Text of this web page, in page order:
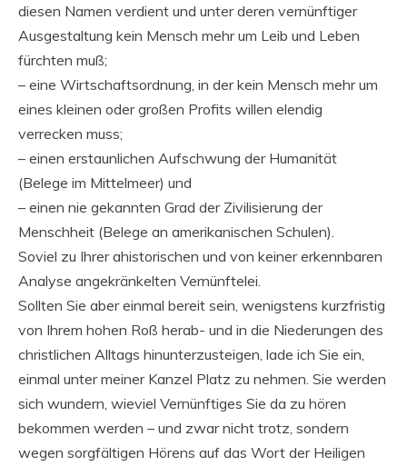
diesen Namen verdient und unter deren vernünftiger
Ausgestaltung kein Mensch mehr um Leib und Leben
fürchten muß;
– eine Wirtschaftsordnung, in der kein Mensch mehr um
eines kleinen oder großen Profits willen elendig
verrecken muss;
– einen erstaunlichen Aufschwung der Humanität
(Belege im Mittelmeer) und
– einen nie gekannten Grad der Zivilisierung der
Menschheit (Belege an amerikanischen Schulen).
Soviel zu Ihrer ahistorischen und von keiner erkennbaren
Analyse angekränkelten Vernünftelei.
Sollten Sie aber einmal bereit sein, wenigstens kurzfristig
von Ihrem hohen Roß herab- und in die Niederungen des
christlichen Alltags hinunterzusteigen, lade ich Sie ein,
einmal unter meiner Kanzel Platz zu nehmen. Sie werden
sich wundern, wieviel Vernünftiges Sie da zu hören
bekommen werden – und zwar nicht trotz, sondern
wegen sorgfältigen Hörens auf das Wort der Heiligen